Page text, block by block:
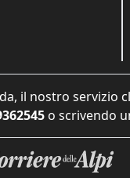
il nostro servizio
o scrivendo